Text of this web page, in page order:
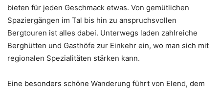
bieten für jeden Geschmack etwas. Von gemütlichen
Spaziergängen im Tal bis hin zu anspruchsvollen
Bergtouren ist alles dabei. Unterwegs laden zahlreiche
Berghütten und Gasthöfe zur Einkehr ein, wo man sich mit
regionalen Spezialitäten stärken kann.
Eine besonders schöne Wanderung führt von Elend, dem